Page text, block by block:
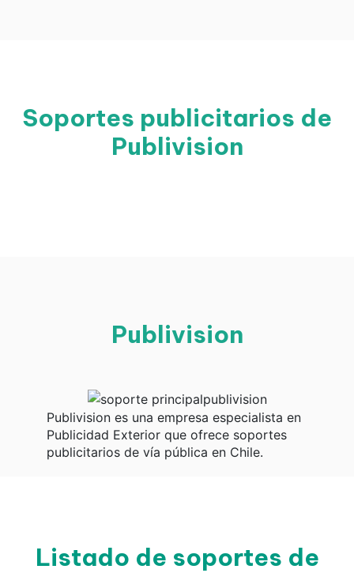
Soportes publicitarios de
Publivision
Publivision
Publivision es una empresa especialista en
Publicidad Exterior que ofrece soportes
publicitarios de vía pública en Chile.
Listado de soportes de